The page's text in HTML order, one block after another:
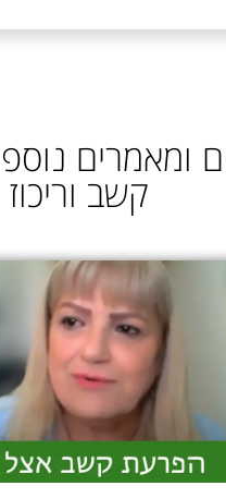
ומאמרים
קשב וריכוז